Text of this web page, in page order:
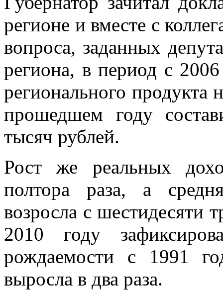
регионе и вместе с
вопроса, заданных
региона, в период с
регионального продукта
прошедшем году
тысяч рублей.
Рост же реальных
полтора раза, а
возросла с шестидесяти
2010 году
рождаемости с 1991
выросла в два раза.